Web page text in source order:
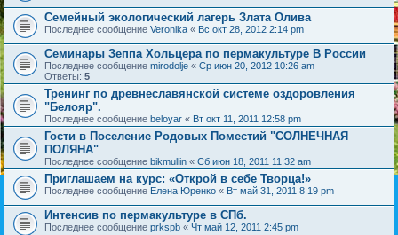
Семейный экологический лагерь Злата Олива
Последнее сообщение Veronika « Вс окт 28, 2012 2:14 pm
Семинары Зеппа Хольцера по пермакультуре В России
Последнее сообщение mirodolje « Ср июн 20, 2012 10:26 am
Ответы: 5
Тренинг по древнеславянской системе оздоровления
"Белояр".
Последнее сообщение beloyar « Вт окт 11, 2011 12:58 pm
Гости в Поселение Родовых Поместий "СОЛНЕЧНАЯ
ПОЛЯНА"
Последнее сообщение bikmullin « Сб июн 18, 2011 11:32 am
Приглашаем на курс: «Открой в себе Творца!»
Последнее сообщение Елена Юренко « Вт май 31, 2011 8:19 pm
Интенсив по пермакультуре в СПб.
Последнее сообщение prkspb « Чт май 12, 2011 2:45 pm